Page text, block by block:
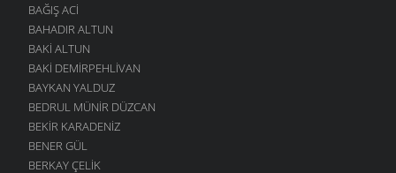
BAĞIŞ ACI
BAHADIR ALTUN
BAKI ALTUN
BAKI DEMIRPEHLIVAN
BAYKAN YALDUZ
BEDRUL MÜNIR DÜZCAN
BEKIR KARADENIZ
BENER GÜL
BERKAY ÇELIK